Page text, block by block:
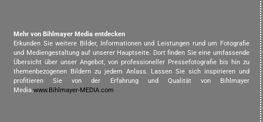
Mehr von Bihlmayer Media entdecken
Erkunden Sie weitere Bilder, Informationen und Leistungen rund um Fotografie
und Mediengestaltung auf unserer Hauptseite. Dort finden Sie eine umfassende
Übersicht über unser Angebot, von professioneller Pressefotografie bis hin zu
themenbezogenen Bildern zu jedem Anlass. Lassen Sie sich inspirieren und
profitieren Sie von der Erfahrung und Qualität von Bihlmayer
Media.www.Bihlmayer-MEDIA.com